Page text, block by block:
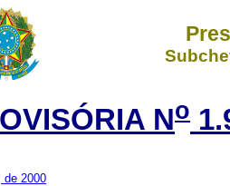
No
de 2000